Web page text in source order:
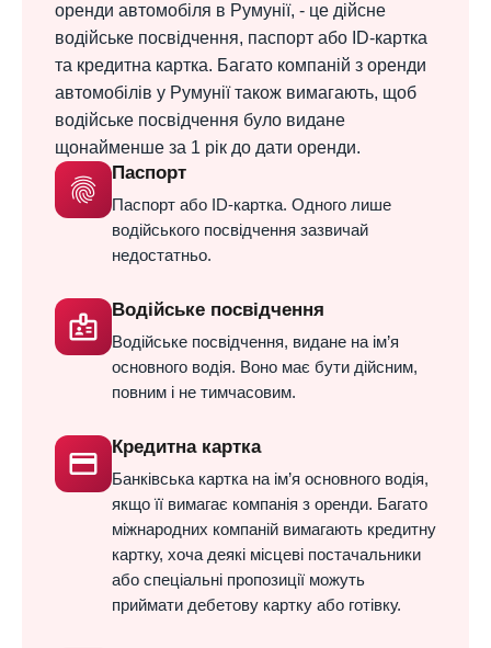
оренди автомобіля в Румунії, - це дійсне
водійське посвідчення, паспорт або ID-картка
та кредитна картка. Багато компаній з оренди
автомобілів у Румунії також вимагають, щоб
водійське посвідчення було видане
щонайменше за 1 рік до дати оренди.
fingerprint
Паспорт
Паспорт або ID-картка. Одного лише
водійського посвідчення зазвичай
недостатньо.
badge
Водійське посвідчення
Водійське посвідчення, видане на ім’я
основного водія. Воно має бути дійсним,
повним і не тимчасовим.
credit_card
Кредитна картка
Банківська картка на ім’я основного водія,
якщо її вимагає компанія з оренди. Багато
міжнародних компаній вимагають кредитну
картку, хоча деякі місцеві постачальники
або спеціальні пропозиції можуть
приймати дебетову картку або готівку.